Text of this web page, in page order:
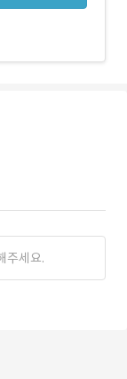
주세요.